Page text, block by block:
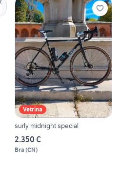
Vetrina
surly midnight special
2.350 €
Bra (CN)